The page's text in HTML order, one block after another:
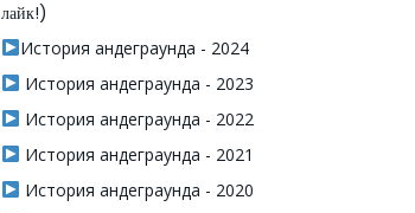
лайк!)
История андеграунда - 2024
История андеграунда - 2023
История андеграунда - 2022
История андеграунда - 2021
История андеграунда - 2020